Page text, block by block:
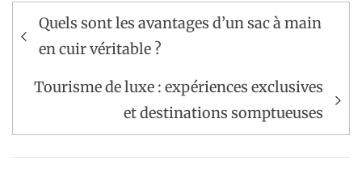
Navigation
de
Quels sont les avantages d’un sac à main
en cuir véritable ?
Tourisme de luxe : expériences exclusives
et destinations somptueuses